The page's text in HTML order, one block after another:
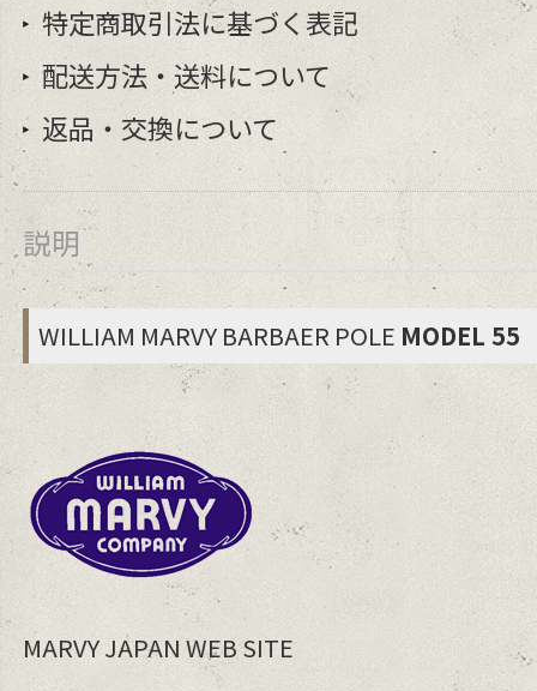
特定商取引法に基づく表記
配送方法・送料について
返品・交換について
説明
WILLIAM MARVY BARBAER POLE MODEL 55
MARVY JAPAN WEB SITE